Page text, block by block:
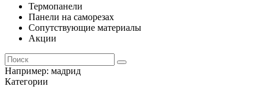
Термопанели
Панели на саморезах
Сопутствующие материалы
Акции
Например: мадрид
Категории